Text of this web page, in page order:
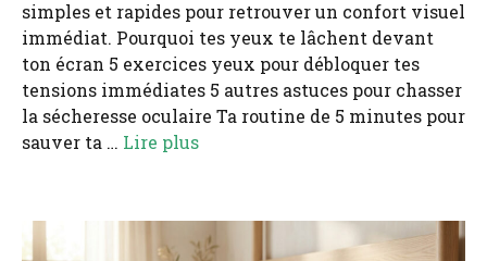
simples et rapides pour retrouver un confort visuel
immédiat. Pourquoi tes yeux te lâchent devant
ton écran 5 exercices yeux pour débloquer tes
tensions immédiates 5 autres astuces pour chasser
la sécheresse oculaire Ta routine de 5 minutes pour
sauver ta … Lire plus